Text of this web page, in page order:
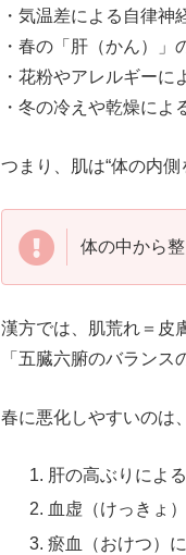
・気温差による自律神
・春の「肝（かん）
・花粉やアレルギーに
・冬の冷えや乾燥に
つまり、肌は“体の内側
体の中から
漢方では、肌荒れ＝皮
「五臓六腑のバラン
春に悪化しやすいのは
肝の高ぶりによ
血虚（けっきょ
瘀血（おけつ）